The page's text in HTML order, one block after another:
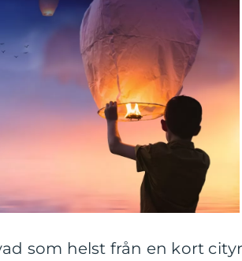
som helst från en kort